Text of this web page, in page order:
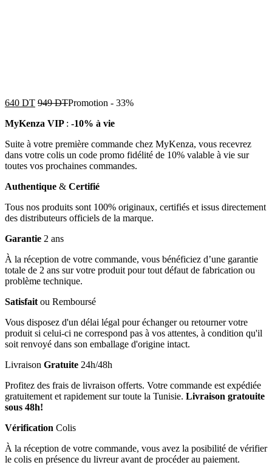
640 DT 949DTPromotion - 33%
MyKenza VIP : -10% à vie
Suite à votre première commande chez MyKenza, vous recevrez
dans votre colis un code promo fidélité de 10% valable à vie sur
toutes vos prochaines commandes.
Authentique & Certifié
Tous nos produits sont 100% originaux, certifiés et issus directement
des distributeurs officiels de la marque.
Garantie 2 ans
À la réception de votre commande, vous bénéficiez d’une garantie
totale de 2 ans sur votre produit pour tout défaut de fabrication ou
problème technique.
Satisfait ou Remboursé
Vous disposez d'un délai légal pour échanger ou retourner votre
produit si celui-ci ne correspond pas à vos attentes, à condition qu'il
soit renvoyé dans son emballage d'origine intact.
Livraison Gratuite 24h/48h
Profitez des frais de livraison offerts. Votre commande est expédiée
gratuitement et rapidement sur toute la Tunisie. Livraison gratouite
sous 48h!
Vérification Colis
À la réception de votre commande, vous avez la posibilité de vérifier
le colis en présence du livreur avant de procéder au paiement.